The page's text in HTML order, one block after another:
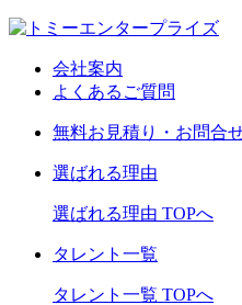
会社案内
よくあるご質問
無料お見積り・お問合
選ばれる理由
選ばれる理由 TOPへ
タレント一覧
タレント一覧 TOPへ